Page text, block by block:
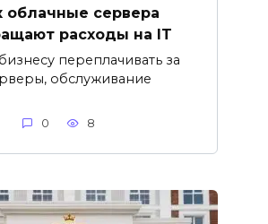
облачные сервера
расходы на IT
переплачивать за
обслуживание
0 8